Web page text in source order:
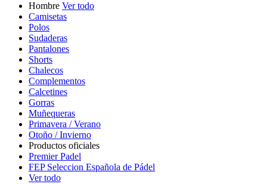
Hombre Ver todo
Camisetas
Polos
Sudaderas
Pantalones
Shorts
Chalecos
Complementos
Calcetines
Gorras
Muñequeras
Primavera / Verano
Otoño / Invierno
Productos oficiales
Premier Padel
FEP Seleccion Española de Pádel
Ver todo